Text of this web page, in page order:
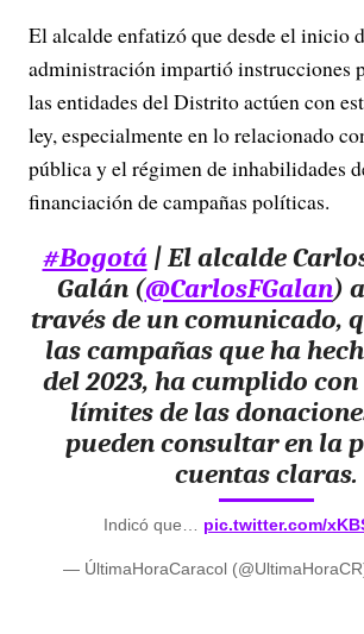
El alcalde enfatizó que desde el inicio
administración impartió instrucciones
las entidades del Distrito actúen con
ley, especialmente en lo relacionado
pública y el régimen de inhabilidades
financiación de campañas políticas.
#Bogotá| El alcalde
Galán (@CarlosFGalan)
través de un comunicado,
las campañas que ha
del 2023, ha cumplido con
límites de las
pueden consultar en la
cuentas claras.
Indicó que… pic.twitter.com/
— ÚltimaHoraCaracol